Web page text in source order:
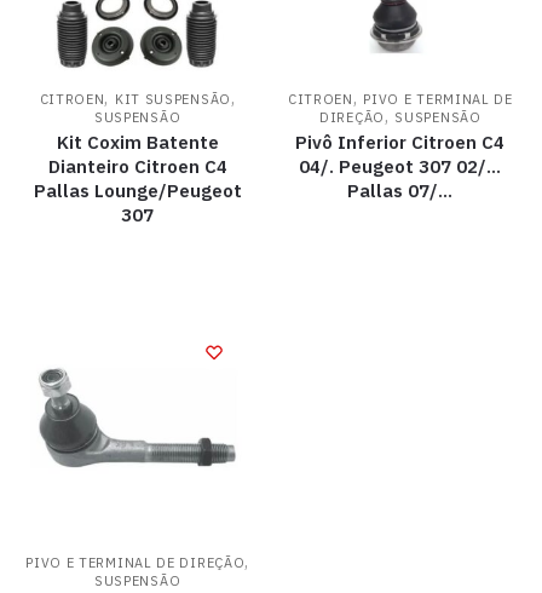
CITROEN, KIT SUSPENSÃO ,
SUSPENSÃO
Kit Coxim Batente
Dianteiro Citroen C4
Pallas Lounge/Peugeot
307
CITROEN , PIVO E TERMINAL DE
DIREÇÃO , SUSPENSÃO
Pivô Inferior Citroen C4
04/. Peugeot 307 02/…
Pallas 07/…
PIVO E TERMINAL DE DIREÇÃO,
SUSPENSÃO